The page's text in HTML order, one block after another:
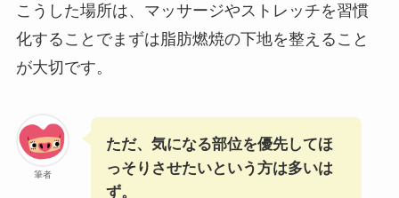
こうした場所は、マッサージやストレッチを習慣
化することでまずは脂肪燃焼の下地を整えること
が大切です。
筆者
ただ、気になる部位を優先してほ
っそりさせたいという方は多いは
ず。